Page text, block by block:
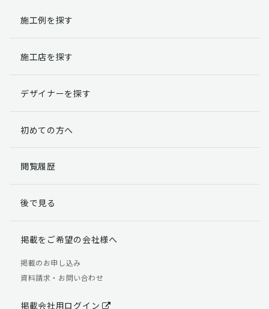
理・機密保持などによりお客様の個人情報の漏洩防止に
個人情報提出の任意性
す。
らかじめご了承ください。
個人情報の開示請求について
る権利があります。
「個人情報の取り扱いについて」
【お問合せ先】 個人情報問合せ窓口
TEL：03-5411-7891（平日9:00 ～ 18:00）
施工例を探す
施工店を探す
デザイナーを探す
初めての方へ
閲覧履歴
後で見る
掲載をご希望の会社様へ
掲載のお申し込み
資料請求・お問い合わせ
掲載会社用ログイン